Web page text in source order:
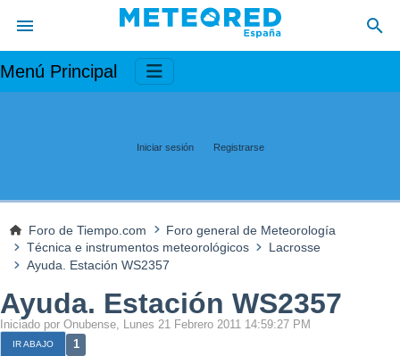
Menú Principal
Iniciar sesión Registrarse
Foro de Tiempo.com
Foro general de Meteorología
Técnica e instrumentos meteorológicos
Lacrosse
Ayuda. Estación WS2357
Ayuda. Estación WS2357
Iniciado por Onubense, Lunes 21 Febrero 2011 14:59:27 PM
IR ABAJO 1